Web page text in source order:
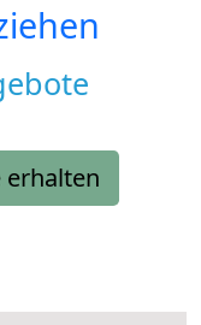
erhalten